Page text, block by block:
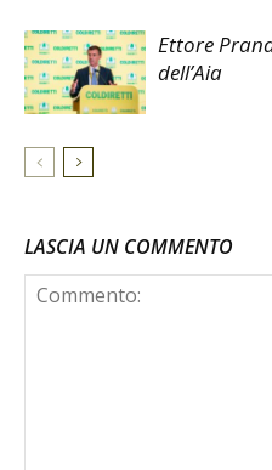
Ettore
dell’Aia
LASCIA UN COMMENTO